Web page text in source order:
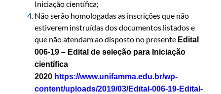
Iniciação científica;
Não serão homologadas as inscrições que não
estiverem instruídas dos documentos listados e
que não atendam ao disposto no presente Edital
006-19 – Edital de seleção para Iniciação
científica
2020 https://www.unifamma.edu.br/wp-
content/uploads/2019/03/Edital-006-19-Edital-